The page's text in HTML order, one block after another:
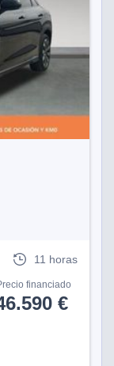
11 horas
financiado
€